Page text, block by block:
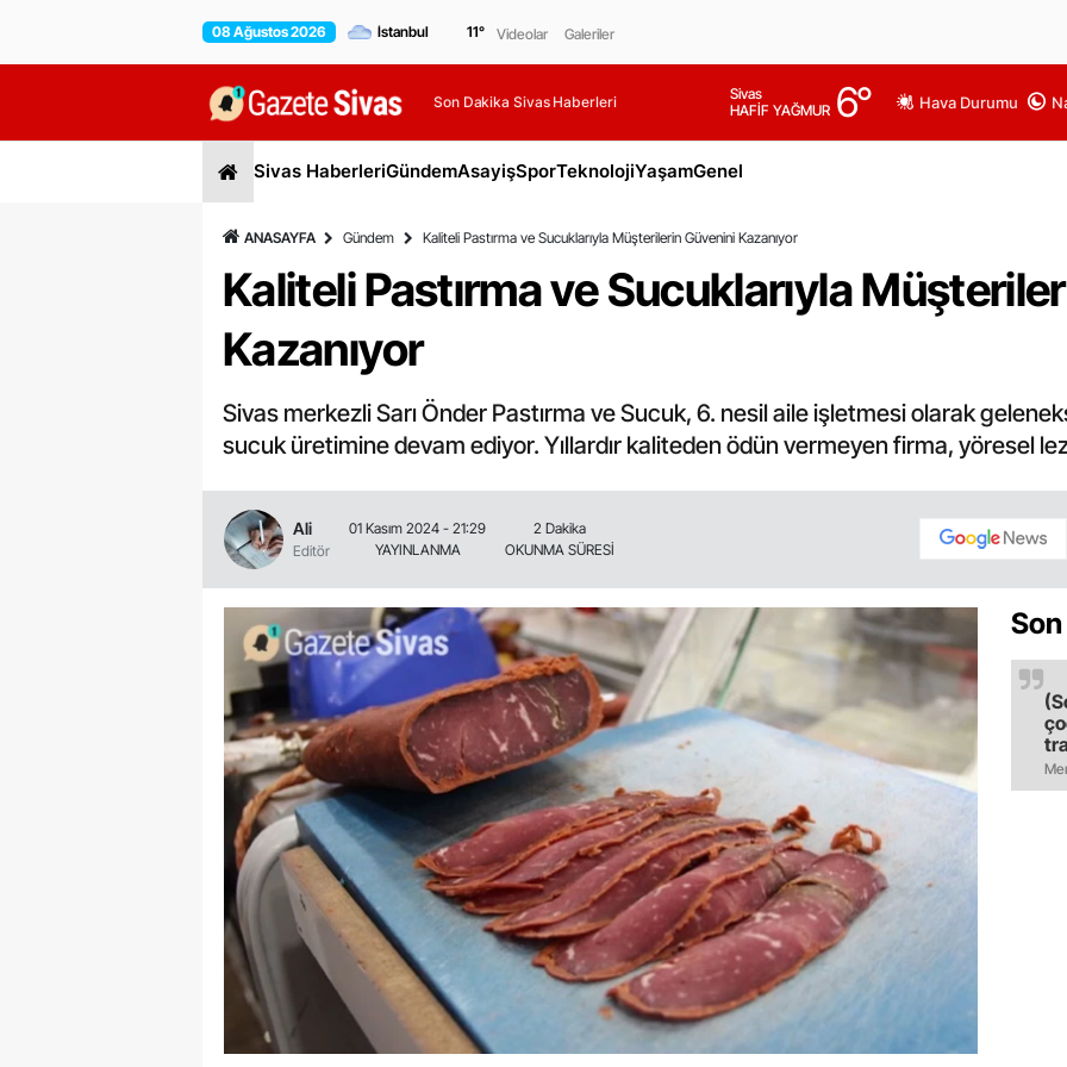
08 Ağustos 2026 11° Videolar Galeriler
Son Dakika Sivas Haberleri
Sivas
HAFİF YAĞMUR 6° Hava Durumu
Sivas HaberleriGündemAsayişSporTeknolojiYaşamGenel
ANASAYFA Gündem Kaliteli Pastırma ve Sucuklarıyla Müşterilerin Güvenini Kazanıyor
Kaliteli Pastırma ve Sucuklarıyla
Kazanıyor
Sivas merkezli Sarı Önder Pastırma ve Sucuk, 6. nesil aile işletmesi olarak
sucuk üretimine devam ediyor. Yıllardır kaliteden ödün vermeyen firma, yöresel
Ali
Editör
01 Kasım 2024 - 21:29
YAYINLANMA
2 Dakika
OKUNMA SÜRESİ